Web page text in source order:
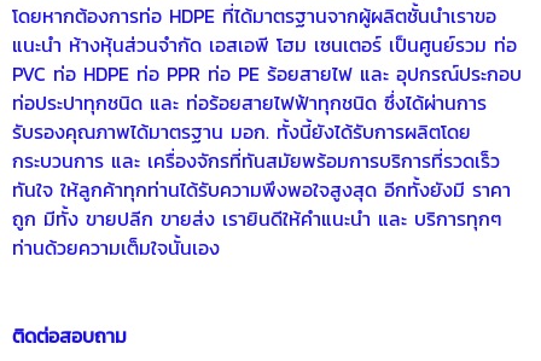
โดยหากต้องการท่อ HDPE ที่ได้มาตรฐานจากผู้ผลิตชั้นนำเราขอ
แนะนำ ห้างหุ้นส่วนจำกัด เอสเอพี โฮม เซนเตอร์ เป็นศูนย์รวม ท่อ
PVC ท่อ HDPE ท่อ PPR ท่อ PE ร้อยสายไฟ และ อุปกรณ์ประกอบ
ท่อประปาทุกชนิด และ ท่อร้อยสายไฟฟ้าทุกชนิด ซึ่งได้ผ่านการ
รับรองคุณภาพได้มาตรฐาน มอก. ทั้งนี้ยังได้รับการผลิตโดย
กระบวนการ และ เครื่องจักรที่ทันสมัยพร้อมการบริการที่รวดเร็ว
ทันใจ ให้ลูกค้าทุกท่านได้รับความพึงพอใจสูงสุด อีกทั้งยังมี ราคา
ถูก มีทั้ง ขายปลีก ขายส่ง เรายินดีให้คำแนะนำ และ บริการทุกๆ
ท่านด้วยความเต็มใจนั้นเอง
ติดต่อสอบถาม